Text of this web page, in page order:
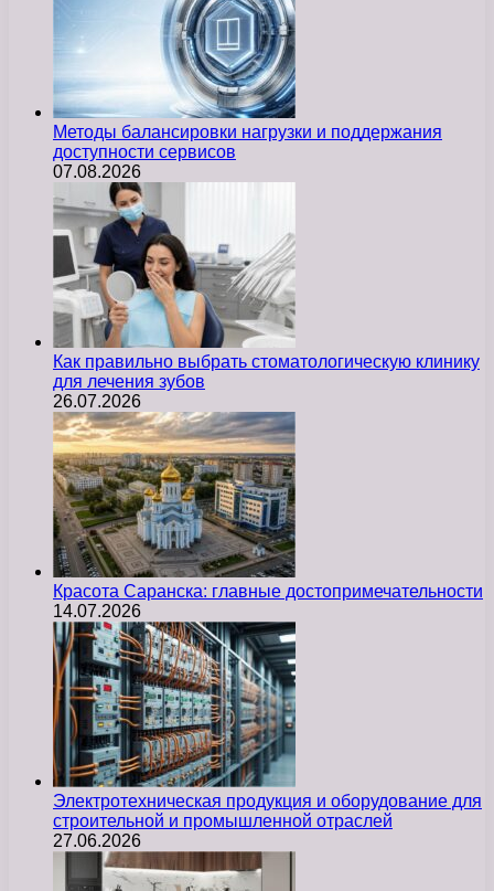
Методы балансировки нагрузки и поддержания
доступности сервисов
07.08.2026
Как правильно выбрать стоматологическую клинику
для лечения зубов
26.07.2026
Красота Саранска: главные достопримечательности
14.07.2026
Электротехническая продукция и оборудование для
строительной и промышленной отраслей
27.06.2026